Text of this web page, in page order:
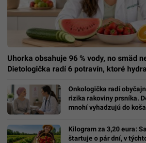
Uhorka obsahuje 96 % vody, no smäd
Dietologička radí 6 potravín, ktoré
Onkologička radí
rizika rakoviny prsníka.
mnohí vyhadzujú do koša
Kilogram za 3,20 eura:
štartuje o pár dní, v